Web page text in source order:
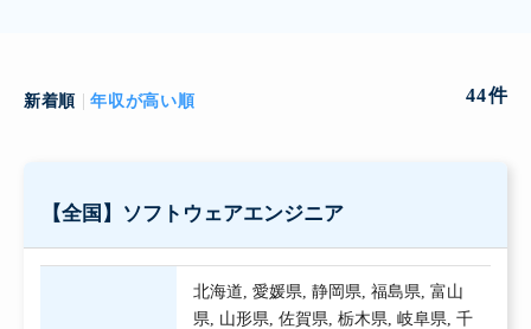
44件
新着順 年収が高い順
【全国】ソフトウェアエンジニア
北海道,愛媛県,静岡県,福島県,富山
県, 山形県,佐賀県,栃木県,岐阜県,千